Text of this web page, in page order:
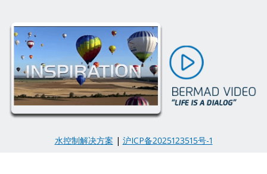
水控制解决方案 | 沪ICP备2025123515号-1